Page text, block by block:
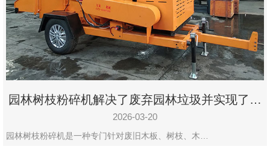
园林树枝粉碎机解决了废弃园林垃圾并实现了再
利用
2026-03-20
园林树枝粉碎机是一种专门针对废旧木板、树枝、木…